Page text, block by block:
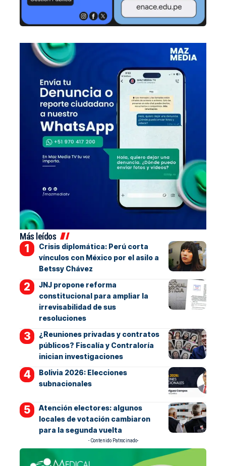
Más leídos
Crisis diplomática: Perú corta
vínculos con México por el asilo a
Betssy Chávez
JNJ propone reforma
constitucional para ampliar la
irrevisabilidad de sus
resoluciones
¿Reuniones privadas y contratos
públicos? Fiscalía y Contraloría
inician investigaciones
Bolivia 2026: Elecciones
subnacionales
Atención electores: algunos
locales de votación cambiaron
para la segunda vuelta
- Contenido Patrocinado-